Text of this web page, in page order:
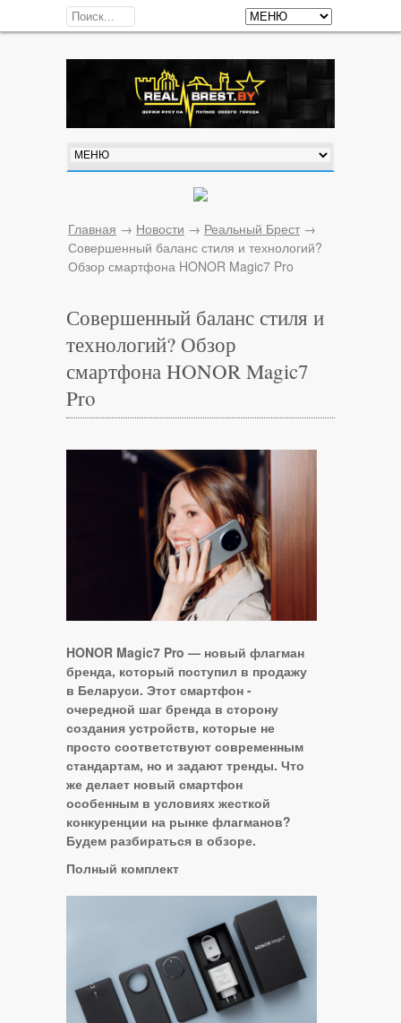
Главная → Новости → Реальный Брест →
Совершенный баланс стиля и технологий?
Обзор смартфона HONOR Magic7 Pro
Совершенный баланс стиля и
технологий? Обзор
смартфона HONOR Magic7
Pro
HONOR Magic7 Pro — новый флагман
бренда, который поступил в продажу
в Беларуси. Этот смартфон -
очередной шаг бренда в сторону
создания устройств, которые не
просто соответствуют современным
стандартам, но и задают тренды. Что
же делает новый смартфон
особенным в условиях жесткой
конкуренции на рынке флагманов?
Будем разбираться в обзоре.
Полный комплект